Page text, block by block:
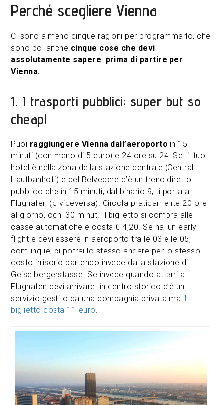
Perché scegliere Vienna
Ci sono almeno cinque ragioni per programmarlo, che
sono poi anche cinque cose che devi
assolutamente sapere prima di partire per
Vienna.
1. I trasporti pubblici: super but so
cheap!
Puoi raggiungere Vienna dall’aeroporto in 15
minuti (con meno di 5 euro) e 24 ore su 24. Se il tuo
hotel è nella zona della stazione centrale (Central
Hautbanhoff) e del Belvedere c’è un treno diretto
pubblico che in 15 minuti, dal binario 9, ti porta a
Flughafen (o viceversa). Circola praticamente 20 ore
al giorno, ogni 30 minut. Il biglietto si compra alle
casse automatiche e costa € 4,20. Se hai un early
flight e devi essere in aeroporto tra le 03 e le 05,
comunque, ci potrai lo stesso andare per lo stesso
costo irrisorio partendo invece dalla stazione di
Geiselbergerstasse. Se invece quando atterri a
Flughafen devi arrivare in centro storico c’è un
servizio gestito da una compagnia privata ma il
biglietto costa 11 euro.